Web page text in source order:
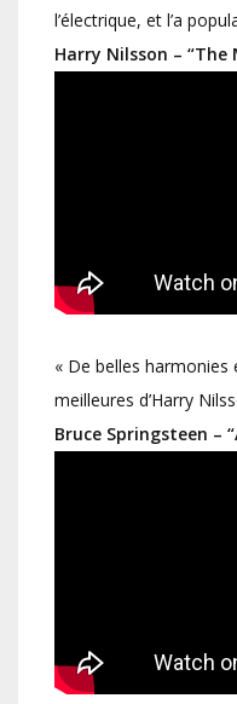
l’électrique, et l’a
Harry Nilsson – “The
« De belles harmonies
meilleures d’Harry
Bruce Springsteen –